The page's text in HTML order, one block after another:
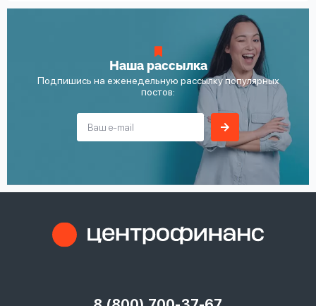
Наша рассылка
Подпишись на еженедельную рассылку популярных
постов: